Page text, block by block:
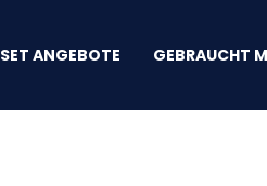
SET ANGEBOTE GEBRAUCHT